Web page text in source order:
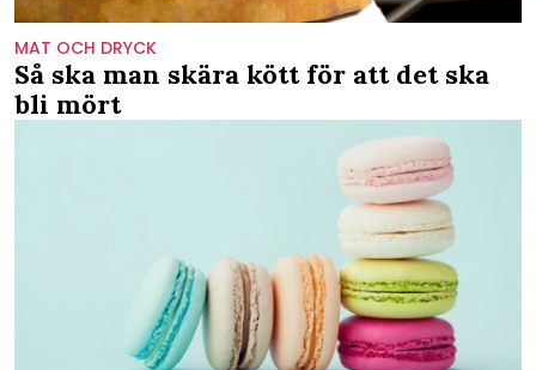
MAT OCH DRYCK
Så ska man skära kött för att det ska
bli mört